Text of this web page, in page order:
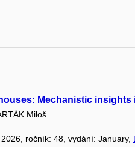
Mechanistic
Miloš
ročník: 48, vydání: January,